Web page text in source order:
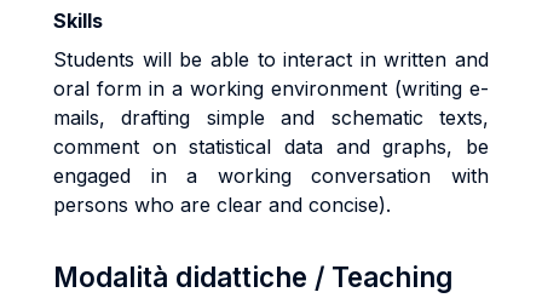
Skills
Students will be able to interact in written and
oral form in a working environment (writing e-
mails, drafting simple and schematic texts,
comment on statistical data and graphs, be
engaged in a working conversation with
persons who are clear and concise).
Modalità didattiche / Teaching